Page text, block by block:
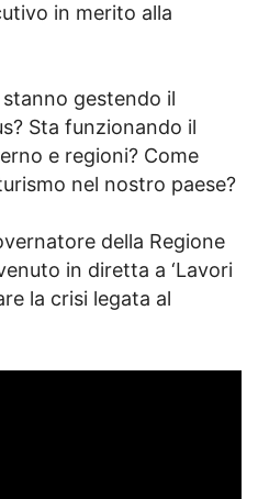
in merito alla
gestendo il
Sta funzionando il
e regioni? Come
nel nostro paese?
della Regione
in diretta a ‘Lavori
la crisi legata al